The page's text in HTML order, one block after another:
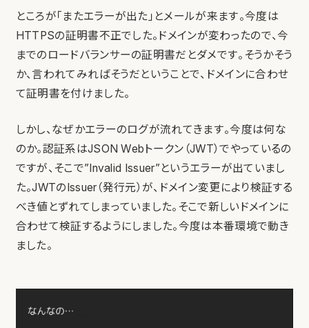
ところが「またエラーが出た」とメールが来ます。今度は
HTTPSの証明書不正でした。ドメインが変わったので、今
までのロードバランサーの証明書だとダメです。そうかそう
か、言われてみればそうだということで、ドメインに合わせ
て証明書を付けました。
しかし、なぜかエラーのログが流れてきます。今度は何な
のか。認証系はJSON Webトークン（JWT）でやっているの
ですが、そこで”Invalid Issuer”というエラーが出ていまし
た。JWTのIssuer（発行元）が、ドメイン変更により検証する
べき値とずれてしまっていました。そこで新しいドメインに
合わせて検証するようにしました。今度は本番環境で動き
ました。